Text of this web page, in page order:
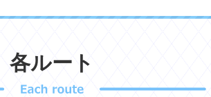
各ルート